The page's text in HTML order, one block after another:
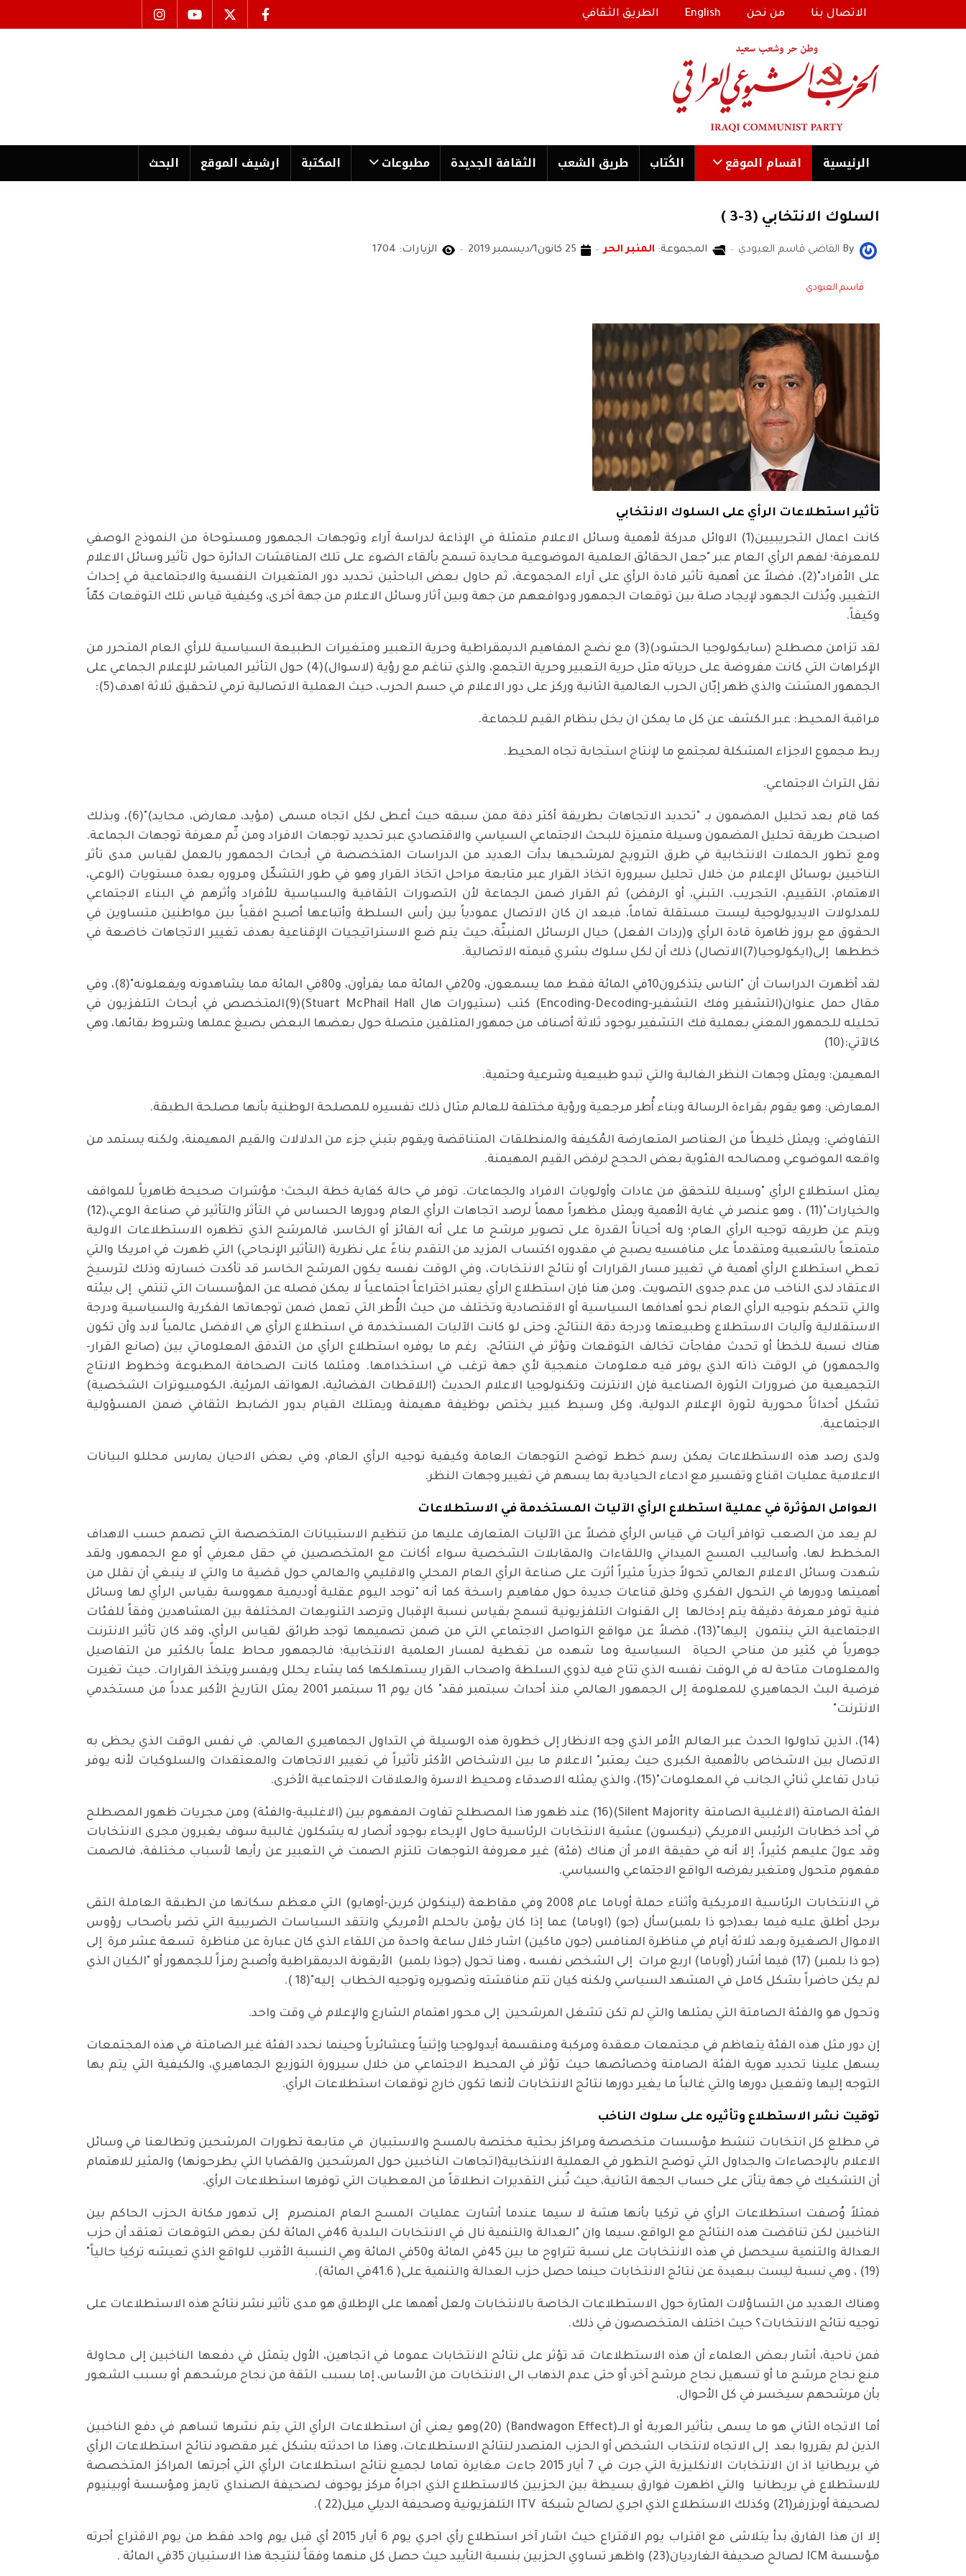
الاتصال بنا من نحن English الطريق الثقافي
الرئیسية اقسام الموقع الكُتاب طریق الشعب الثقافة الجدیدة مطبوعات المكتبة ارشیف الموقع البحث
السلوك الانتخابي (3-3 )
By القاضي قاسم العبودي المجموعة: المنبر الحر 25 كانون1/ديسمبر 2019 الزيارات: 1704
قاسم العبودي
تأثير استطلاعات الرأي على السلوك الانتخابي
كانت اعمال التجريبيين(1) الاوائل مدركة لأهمية وسائل الاعلام متمثلة في الإذاعة لدراسة آراء وتوجهات الجمهور ومستوحاة من النموذج الوصفي
للمعرفة؛ لفهم الرأي العام عبر "جعل الحقائق العلمية الموضوعية محايدة تسمح بألقاء الضوء على تلك المناقشات الدائرة حول تأثير وسائل الاعلام
على الأفراد"(2)، فضلاً عن أهمية تأثير قادة الرأي على آراء المجموعة، ثم حاول بعض الباحثين تحديد دور المتغيرات النفسية والاجتماعية في إحداث
التغيير، وبُذلت الجهود لإيجاد صلة بين توقعات الجمهور ودوافعهم من جهة وبين آثار وسائل الاعلام من جهة أخرى، وكيفية قياس تلك التوقعات كمّاً
وكيفاً.
لقد تزامن مصطلح (سايكولوجيا الحشود)(3) مع نضج المفاهيم الديمقراطية وحرية التعبير ومتغيرات الطبيعة السياسية للرأي العام المتحرر من
الإكراهات التي كانت مفروضة على حرياته مثل حرية التعبير وحرية التجمع، والذي تناغم مع رؤية (لاسوال)(4) حول التأثير المباشر للإعلام الجماعي على
الجمهور المشتت والذي ظهر إبّان الحرب العالمية الثانية وركز على دور الاعلام في حسم الحرب، حيث العملية الاتصالية ترمي لتحقيق ثلاثة اهدف(5):
مراقبة المحيط: عبر الكشف عن كل ما يمكن ان يخل بنظام القيم للجماعة.
ربط مجموع الاجزاء المشكلة لمجتمع ما لإنتاج استجابة تجاه المحيط.
نقل التراث الاجتماعي.
كما قام بعد تحليل المضمون بـ "تحديد الاتجاهات بطريقة أكثر دقة ممن سبقه حيث أعطى لكل اتجاه مسمى (مؤيد، معارض، محايد)"(6)، وبذلك
اصبحت طريقة تحليل المضمون وسيلة متميزة للبحث الاجتماعي السياسي والاقتصادي عبر تحديد توجهات الافراد ومن ثّم معرفة توجهات الجماعة.
ومع تطور الحملات الانتخابية في طرق الترويج لمرشحيها بدأت العديد من الدراسات المتخصصة في أبحاث الجمهور بالعمل لقياس مدى تأثر
الناخبين بوسائل الإعلام من خلال تحليل سيرورة اتخاذ القرار عبر متابعة مراحل اتخاذ القرار وهو في طور التشكّل ومروره بعدة مستويات (الوعي،
الاهتمام، التقييم، التجريب، التبني، أو الرفض) ثم القرار ضمن الجماعة لأن التصورات الثقافية والسياسية للأفراد وأثرهم في البناء الاجتماعي
للمدلولات الايديولوجية ليست مستقلة تماماً، فبعد ان كان الاتصال عمودياً بين رأس السلطة وأتباعها أصبح افقياً بين مواطنين متساوين في
الحقوق مع بروز ظاهرة قادة الرأي و(ردات الفعل) حيال الرسائل المنبثّة، حيث يتم ضع الاستراتيجيات الإقناعية بهدف تغيير الاتجاهات خاضعة في
خططها إلى(ايكولوجيا(7)الاتصال) ذلك أن لكل سلوك بشري قيمته الاتصالية.
لقد أظهرت الدراسات أن "الناس يتذكرون10في المائة فقط مما يسمعون، و20في المائة مما يقرأون، و80في المائة مما يشاهدونه ويفعلونه"(8)، وفي
مقال حمل عنوان(التشفير وفك التشفير-Encoding-Decoding) كتب (ستيورات هال Stuart McPhail Hall)(9)المتخصص في أبحاث التلفزيون في
تحليله للجمهور المعني بعملية فك التشفير بوجود ثلاثة أصناف من جمهور المتلقين متصلة حول بعضها البعض بصيغ عملها وشروط بقائها، وهي
كالآتي:(10)
المهيمن: ويمثل وجهات النظر الغالبة والتي تبدو طبيعية وشرعية وحتمية.
المعارض: وهو يقوم بقراءة الرسالة وبناء أُطر مرجعية ورؤية مختلفة للعالم مثال ذلك تفسيره للمصلحة الوطنية بأنها مصلحة الطبقة.
التفاوضي: ويمثل خليطاً من العناصر المتعارضة المُكيفة والمنطلقات المتناقضة ويقوم بتبني جزء من الدلالات والقيم المهيمنة، ولكنه يستمد من
واقعه الموضوعي ومصالحه الفئوية بعض الحجج لرفض القيم المهيمنة.
يمثل استطلاع الرأي "وسيلة للتحقق من عادات وأولويات الافراد والجماعات. توفر في حالة كفاية خطة البحث؛ مؤشرات صحيحة ظاهرياً للمواقف
والخيارات"(11) ، وهو عنصر في غاية الأهمية ويمثل مظهراً مهماً لرصد اتجاهات الرأي العام ودورها الحساس في التأثر والتأثير في صناعة الوعي،(12)
ويتم عن طريقه توجيه الرأي العام؛ وله أحياناً القدرة على تصوير مرشح ما على أنه الفائز أو الخاسر، فالمرشح الذي تظهره الاستطلاعات الاولية
متمتعاً بالشعبية ومتقدماً على منافسيه يصبح في مقدوره اكتساب المزيد من التقدم بناءً على نظرية (التأثير الإنجاحي) التي ظهرت في امريكا والتي
تعطي استطلاع الرأي أهمية في تغيير مسار القرارات أو نتائج الانتخابات، وفي الوقت نفسه يكون المرشح الخاسر قد تأكدت خسارته وذلك لترسيخ
الاعتقاد لدى الناخب من عدم جدوى التصويت. ومن هنا فإن استطلاع الرأي يعتبر اختراعاً اجتماعياً لا يمكن فصله عن المؤسسات التي تنتمي إلى بيئته
والتي تتحكم بتوجيه الرأي العام نحو أهدافها السياسية أو الاقتصادية وتختلف من حيث الأُطر التي تعمل ضمن توجهاتها الفكرية والسياسية ودرجة
الاستقلالية وآليات الاستطلاع وطبيعتها ودرجة دقة النتائج، وحتى لو كانت الآليات المستخدمة في استطلاع الرأي هي الافضل عالمياً لابد وأن تكون
هناك نسبة للخطأ أو تحدث مفاجآت تخالف التوقعات وتؤثر في النتائج، رغم ما يوفره استطلاع الرأي من التدفق المعلوماتي بين (صانع القرار-
والجمهور) في الوقت ذاته الذي يوفر فيه معلومات منهجية لأي جهة ترغب في استخدامها. ومثلما كانت الصحافة المطبوعة وخطوط الانتاج
التجميعية من ضرورات الثورة الصناعية فإن الانترنت وتكنولوجيا الاعلام الحديث (اللاقطات الفضائية، الهواتف المرئية، الكومبيوترات الشخصية)
تشكل أحداثاً محورية لثورة الإعلام الدولية، وكل وسيط كبير يختص بوظيفة مهيمنة ويمتلك القيام بدور الضابط الثقافي ضمن المسؤولية
الاجتماعية.
ولدى رصد هذه الاستطلاعات يمكن رسم خطط توضح التوجهات العامة وكيفية توجيه الرأي العام، وفي بعض الاحيان يمارس محللو البيانات
الاعلامية عمليات اقناع وتفسير مع ادعاء الحيادية بما يسهم في تغيير وجهات النظر.
العوامل المؤثرة في عملية استطلاع الرأي الآليات المستخدمة في الاستطلاعات
لم يعد من الصعب توافر آليات في قياس الرأي فضلاً عن الآليات المتعارف عليها من تنظيم الاستبيانات المتخصصة التي تصمم حسب الاهداف
المخطط لها، وأساليب المسح الميداني واللقاءات والمقابلات الشخصية سواء أكانت مع المتخصصين في حقل معرفي أو مع الجمهور، ولقد
شهدت وسائل الاعلام العالمي تحولاً جذرياً مثيراً أثرت على صناعة الرأي العام المحلي والاقليمي والعالمي حول قضية ما والتي لا ينبغي أن نقلل من
أهميتها ودورها في التحول الفكري وخلق قناعات جديدة حول مفاهيم راسخة كما أنه "توجد اليوم عقلية أوديمية مهووسة بقياس الرأي لها وسائل
فنية توفر معرفة دقيقة يتم إدخالها إلى القنوات التلفزيونية تسمح بقياس نسبة الإقبال وترصد التنويعات المختلفة بين المشاهدين وفقاً للفئات
الاجتماعية التي ينتمون إليها"(13)، فضلاً عن مواقع التواصل الاجتماعي التي من ضمن تصميمها توجد طرائق لقياس الرأي، وقد كان تأثير الانترنت
جوهرياً في كثير من مناحي الحياة السياسية وما شهده من تغطية لمسار العلمية الانتخابية؛ فالجمهور محاط علماً بالكثير من التفاصيل
والمعلومات متاحة له في الوقت نفسه الذي تتاح فيه لذوي السلطة واصحاب القرار يستهلكها كما يشاء يحلل ويفسر ويتخذ القرارات. حيث تغيرت
فرضية البث الجماهيري للمعلومة إلى الجمهور العالمي منذ أحداث سبتمبر فقد" كان يوم 11 سبتمبر 2001 يمثل التاريخ الأكبر عدداً من مستخدمي
الانترنت"
(14)، الذين تداولوا الحدث عبر العالم الأمر الذي وجه الانظار إلى خطورة هذه الوسيلة في التداول الجماهيري العالمي. في نفس الوقت الذي يحظى به
الاتصال بين الاشخاص بالأهمية الكبرى حيث يعتبر" الاعلام ما بين الاشخاص الأكثر تأثيراً في تغيير الاتجاهات والمعتقدات والسلوكيات لأنه يوفر
تبادل تفاعلي ثنائي الجانب في المعلومات"(15)، والذي يمثله الاصدقاء ومحيط الاسرة والعلاقات الاجتماعية الأخرى.
الفئة الصامتة (الاغلبية الصامتة Silent Majority)(16) عند ظهور هذا المصطلح تفاوت المفهوم بين (الاغلبية-والفئة) ومن مجريات ظهور المصطلح
في أحد خطابات الرئيس الامريكي (نيكسون) عشية الانتخابات الرئاسية حاول الإيحاء بوجود أنصار له يشكلون غالبية سوف يغيرون مجرى الانتخابات
وقد عولَ عليهم كثيراً، إلا أنه في حقيقة الامر أن هناك (فئة) غير معروفة التوجهات تلتزم الصمت في التعبير عن رأيها لأسباب مختلفة، فالصمت
مفهوم متحول ومتغير يفرضه الواقع الاجتماعي والسياسي.
في الانتخابات الرئاسية الامريكية وأثناء حملة أوباما عام 2008 وفي مقاطعة (لينكولن كرين-أوهايو) التي معظم سكانها من الطبقة العاملة التقى
برجل أطلق عليه فيما بعد(جو ذا بلمبر)سأل (جو) (اوباما) عما إذا كان يؤمن بالحلم الأمريكي وانتقد السياسات الضريبية التي تضر بأصحاب رؤوس
الاموال الصغيرة وبعد ثلاثة أيام في مناظرة المنافس (جون ماكين) اشار خلال ساعة واحدة من اللقاء الذي كان عبارة عن مناظرة تسعة عشر مرة إلى
(جو ذا بلمبر) (17) فيما أشار (أوباما) اربع مرات إلى الشخص نفسه ، وهنا تحول (جوذا بلمبر) الأيقونة الديمقراطية وأصبح رمزاً للجمهور أو "الكيان الذي
لم يكن حاضراً بشكل كامل في المشهد السياسي ولكنه كيان تتم مناقشته وتصويره وتوجيه الخطاب إليه"(18 ).
وتحول هو والفئة الصامتة التي يمثلها والتي لم تكن تشغل المرشحين إلى محور اهتمام الشارع والإعلام في وقت واحد.
إن دور مثل هذه الفئة يتعاظم في مجتمعات معقدة ومركبة ومنقسمة أيدولوجيا وإثنياً وعشائرياً وحينما نحدد الفئة غير الصامتة في هذه المجتمعات
يسهل علينا تحديد هوية الفئة الصامتة وخصائصها حيث تؤثر في المحيط الاجتماعي من خلال سيرورة التوزيع الجماهيري، والكيفية التي يتم بها
التوجه إليها وتفعيل دورها والتي غالباً ما يغير دورها نتائج الانتخابات لأنها تكون خارج توقعات استطلاعات الرأي.
توقيت نشر الاستطلاع وتأثيره على سلوك الناخب
في مطلع كل انتخابات تنشط مؤسسات متخصصة ومراكز بحثية مختصة بالمسح والاستبيان في متابعة تطورات المرشحين وتطالعنا في وسائل
الاعلام بالإحصاءات والجداول التي توضح التطور في العملية الانتخابية(اتجاهات الناخبين حول المرشحين والقضايا التي يطرحونها) والمثير للاهتمام
أن التشكيك في جهة يتأتى على حساب الجهة الثانية، حيث تُبنى التقديرات انطلاقاً من المعطيات التي توفرها استطلاعات الرأي.
فمثلاً وُصفت استطلاعات الرأي في تركيا بأنها هشة لا سيما عندما أشارت عمليات المسح العام المنصرم إلى تدهور مكانة الحزب الحاكم بين
الناخبين لكن تناقضت هذه النتائج مع الواقع، سيما وان "العدالة والتنمية نال في الانتخابات البلدية 46في المائة لكن بعض التوقعات تعتقد أن حزب
العدالة والتنمية سيحصل في هذه الانتخابات على نسبة تتراوح ما بين 45في المائة و50في المائة وهي النسبة الأقرب للواقع الذي تعيشه تركيا حالياً"
(19) ، وهي نسبة ليست ببعيدة عن نتائج الانتخابات حينما حصل حزب العدالة والتنمية على( 41.6في المائة).
وهناك العديد من التساؤلات المثارة حول الاستطلاعات الخاصة بالانتخابات ولعل أهمها على الإطلاق هو مدى تأثير نشر نتائج هذه الاستطلاعات على
توجيه نتائج الانتخابات؟ حيث اختلف المتخصصون في ذلك.
فمن ناحية، أشار بعض العلماء أن هذه الاستطلاعات قد تؤثر على نتائج الانتخابات عموما في اتجاهين، الأول يتمثل في دفعها الناخبين إلى محاولة
منع نجاح مرشح ما أو تسهيل نجاح مرشح آخر، أو حتى عدم الذهاب الى الانتخابات من الأساس، إما بسبب الثقة من نجاح مرشحهم أو بسبب الشعور
بأن مرشحهم سيخسر في كل الأحوال.
أما الاتجاه الثاني هو ما يسمى بتأثير العربة أو الــ(Bandwagon Effect) (20)وهو يعني أن استطلاعات الرأي التي يتم نشرها تساهم في دفع الناخبين
الذين لم يقرروا بعد إلى الاتجاه لانتخاب الشخص أو الحزب المتصدر لنتائج الاستطلاعات، وهذا ما احدثته بشكل غير مقصود نتائج استطلاعات الرأي
في بريطانيا اذ ان الانتخابات الانكليزية التي جرت في 7 أيار 2015 جاءت مغايرة تماما لجميع نتائج استطلاعات الرأي التي أجرتها المراكز المتخصصة
للاستطلاع في بريطانيا والتي اظهرت فوارق بسيطة بين الحزبين كالاستطلاع الذي اجراهُ مركز يوجوف لصحيفة الصنداي تايمز ومؤسسة أوبينيوم
لصحيفة أوبزرفر(21) وكذلك الاستطلاع الذي اجري لصالح شبكة ITV التلفزيونية وصحيفة الديلي ميل(22 ).
إلا ان هذا الفارق بدأ يتلاشى مع اقتراب يوم الاقتراع حيث اشار آخر استطلاع رأي اجري يوم 6 أيار 2015 أي قبل يوم واحد فقط من يوم الاقتراع أجرته
مؤسسة ICM لصالح صحيفة الغارديان(23) واظهر تساوي الحزبين بنسبة التأييد حيث حصل كل منهما وفقاً لنتيجة هذا الاستبيان 35في المائة .